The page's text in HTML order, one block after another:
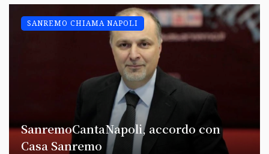
SanremoCantaNapoli, accordo con
Casa Sanremo
SANREMO CHIAMA NAPOLI